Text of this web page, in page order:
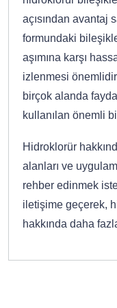
açısından avantaj
formundaki
aşımına karşı
izlenmesi
birçok alanda
kullanılan önemli
Hidroklorür
alanları ve
rehber edinmek
iletişime geçerek,
hakkında daha